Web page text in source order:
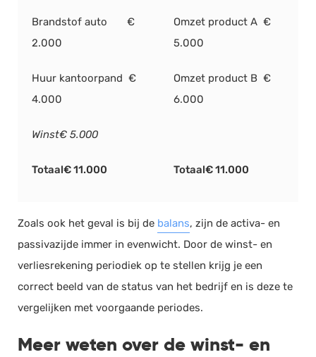
Brandstof auto €
2.000
Huur kantoorpand €
4.000
Winst€ 5.000
Totaal€ 11.000
Omzet product A €
5.000
Omzet product B €
6.000
Totaal€ 11.000
Zoals ook het geval is bij de balans, zijn de activa- en
passivazijde immer in evenwicht. Door de winst- en
verliesrekening periodiek op te stellen krijg je een
correct beeld van de status van het bedrijf en is deze te
vergelijken met voorgaande periodes.
Meer weten over de winst- en